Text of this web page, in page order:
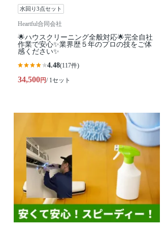
水回り3点セット
Heartful合同会社
🌟ハウスクリーニング全般対応🌟完全自社
作業で安心✨業界歴５年のプロの技をご体
感ください✨
4.48(117件)
34,500円/ 1セット